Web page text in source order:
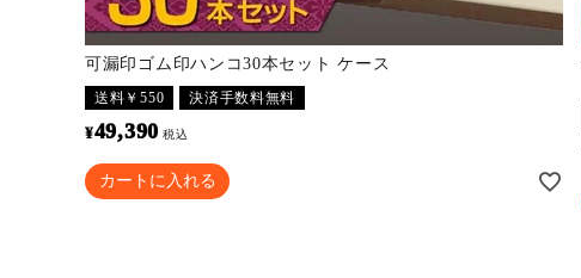
可漏印ゴム印ハンコ30本セット ケース
送料￥550 決済手数料無料
¥49,390 税込
カートに入れる